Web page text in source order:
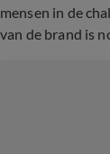
mensen in de
van de brand is